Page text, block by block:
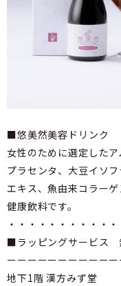
■悠美然美容ドリンク
女性のために選定した
プラセンタ、大豆イソ
エキス、魚由来コラー
健康飲料です。
・・・・・・・・・・・
■ラッピングサービス
ーーーーーーーーーー
地下1階 漢方みず堂